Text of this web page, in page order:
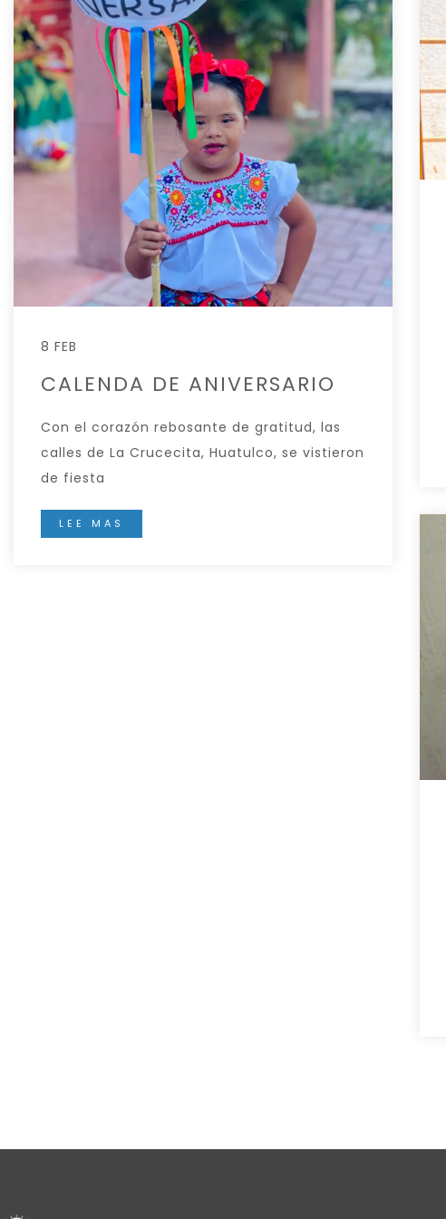
8 FEB
CALENDA DE ANIVERSARIO
Con el corazón rebosante de gratitud, las
calles de La Crucecita, Huatulco, se vistieron
de fiesta
LEE MAS